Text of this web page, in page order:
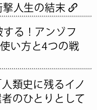
撃人生の結末
する！アンゾフ
い方と4つの戦
類史に残るイノ
のひとりとして